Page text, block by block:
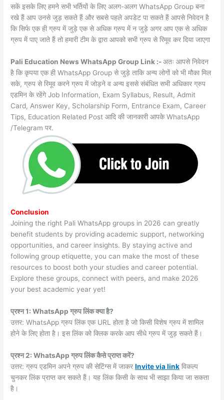
सकें इसके लिए हमने सभी भर्तियों के लिए अलग-अलग WhatsApp Group बना
रखे हैं आप उनसे जुड़ सकते हैं और सबसे पहले अपडेट पा सकते हैं आपसे निवेदन है
कि सिर्फ एक ही ग्रुप में जुड़े एक से अधिक ग्रुप में न जुड़े अगर आप एक से अधिक
ग्रुप में पाए जाते हैं तो हमारी टीम के द्वारा आपको सभी ग्रुप से रिमूव कर दिया जाएगा
Pali Education News WhatsApp Group Link :-अतः आपसे निवेदन
है कि कृपया एक ही WhatsApp Group से जुड़े ताकि अन्य लोगों को भी मौका मिल
सके, ग्रुप से रिमूव करने ग्रुप में जोड़ने व अन्य इससे संबंधित सभी अधिकार ग्रुप
एडमिन के रहेंगे Job Information, Exam Syllabus, Result, Admit
Card, Answer Key, Scholarship Form, Entrance Exam, Career
Tips, Education Related Post आदि की जानकारी आपके WhatsApp
/Telegram पर.
Conclusion
Joining the right Pali WhatsApp groups in 2026 can greatly
benefit students by providing academic support, networking
opportunities, and career insights. By staying active and
following group etiquette, you can make the most of these
resources to boost both your studies and career potential.
Explore these groups, connect with peers, and make 2026
your best academic year yet!
प्रश्न 1: WhatsApp ग्रुप लिंक क्या है?
उत्तर: WhatsApp ग्रुप लिंक एक URL होता है जो किसी विशेष ग्रुप में शामिल
होने के लिए होता है। इस लिंक को क्लिक करके आप सीधे ग्रुप में जुड़ सकते हैं।
प्रश्न 2: WhatsApp ग्रुप लिंक कैसे प्राप्त करें?
उत्तर: ग्रुप एडमिन अपने ग्रुप की सेटिंग्स में जाकरInvite via link विकल्प
चुनकर लिंक प्राप्त कर सकते हैं। यह लिंक किसी के साथ भी साझा किया जा सकता
है।